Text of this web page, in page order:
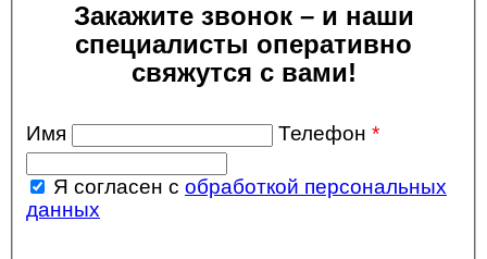
Закажите звонок – и наши
специалисты оперативно
свяжутся с вами!
Имя Телефон *
Я согласен с обработкой персональных
данных